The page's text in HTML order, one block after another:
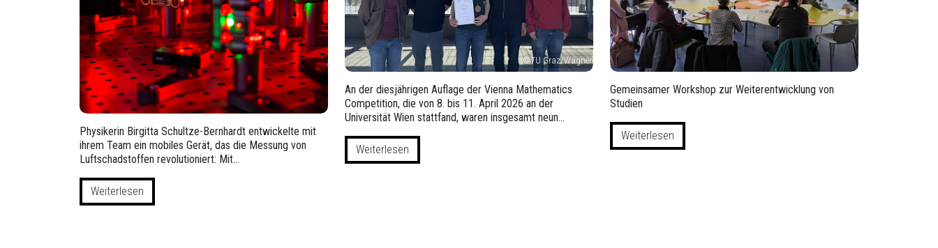
Physikerin Birgitta Schultze-Bernhardt entwickelte mit
ihrem Team ein mobiles Gerät, das die Messung von
Luftschadstoffen revolutioniert: Mit…
Weiterlesen
©TU Graz/Wagner
An der diesjährigen Auflage der Vienna Mathematics
Competition, die von 8. bis 11. April 2026 an der
Universität Wien stattfand, waren insgesamt neun…
Weiterlesen
Gemeinsamer Workshop zur Weiterentwicklung von
Studien
Weiterlesen